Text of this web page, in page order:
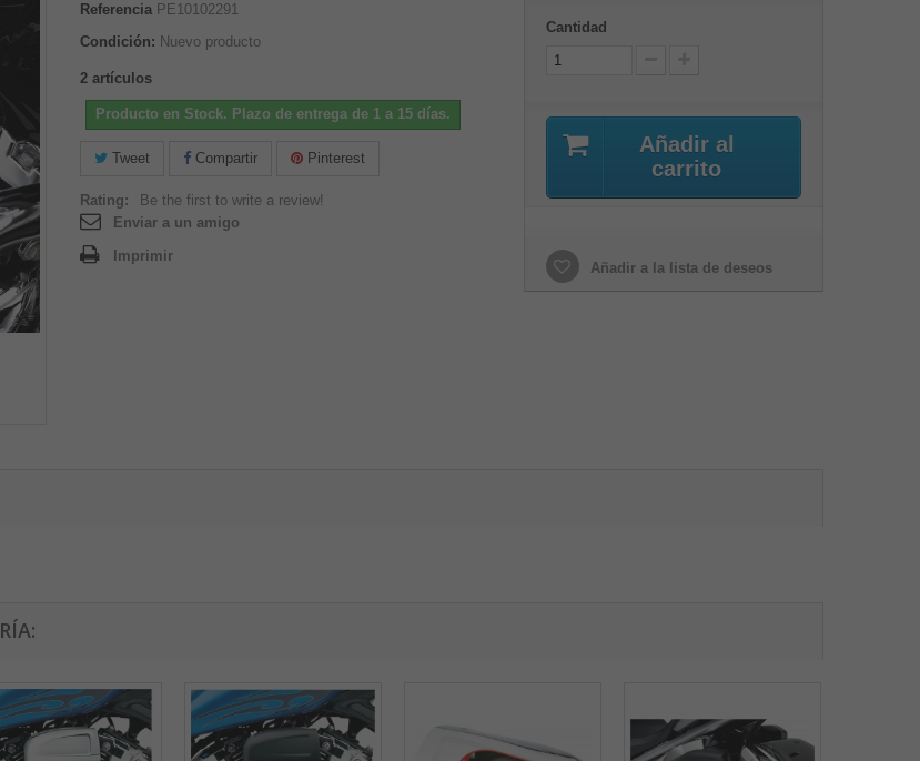
Referencia PE10102291
Condición: Nuevo producto
2 artículos
Producto en Stock. Plazo de entrega de 1 a 15 días.
Tweet Compartir Pinterest
Rating:
Be the first to write a review!
Enviar a un amigo
Imprimir
Cantidad
Añadir al
carrito
Añadir a la lista de deseos